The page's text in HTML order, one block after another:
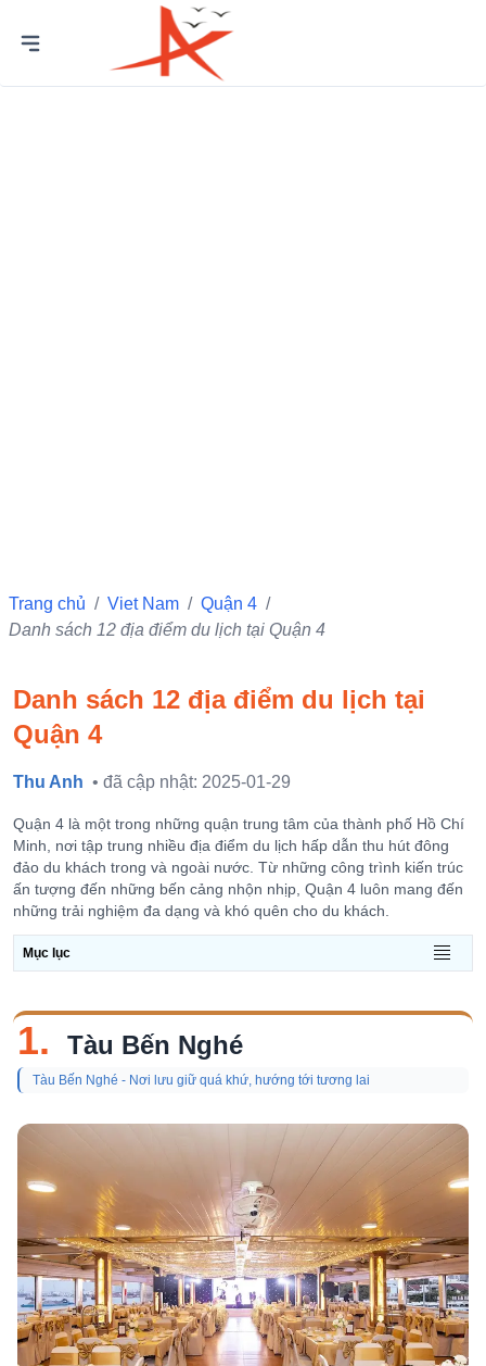
Trang chủ / Viet Nam / Quận 4 /
Danh sách 12 địa điểm du lịch tại Quận 4
Danh sách 12 địa điểm du lịch tại
Quận 4
Thu Anh • đã cập nhật: 2025-01-29
Quận 4 là một trong những quận trung tâm của thành phố Hồ Chí
Minh, nơi tập trung nhiều địa điểm du lịch hấp dẫn thu hút đông
đảo du khách trong và ngoài nước. Từ những công trình kiến trúc
ấn tượng đến những bến cảng nhộn nhịp, Quận 4 luôn mang đến
những trải nghiệm đa dạng và khó quên cho du khách.
Mục lục
1. Tàu Bến Nghé
Tàu Bến Nghé - Nơi lưu giữ quá khứ, hướng tới tương lai